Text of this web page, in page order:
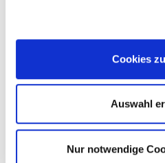
Cookies
Auswahl
Nur notwendige
EVOLUTIONanschließen? Dann
passenden Verbinder mit.
Hier geht's zum passenden